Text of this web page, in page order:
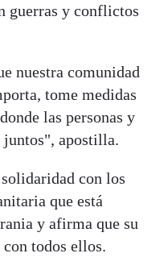
guerras y conflictos
nuestra comunidad
tome medidas
las personas y
juntos", apostilla.
con los
que está
y afirma que su
todos ellos.